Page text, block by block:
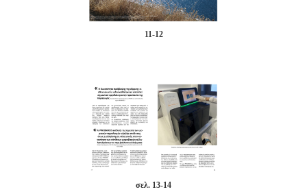
11-12
σελ. 13-14